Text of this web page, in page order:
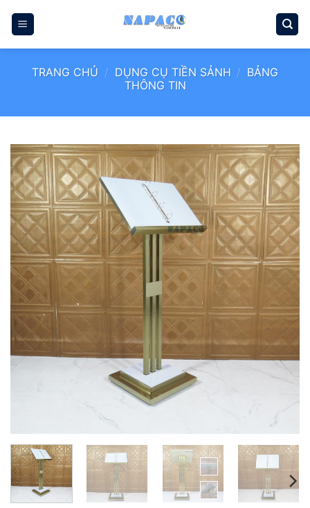
qua
TRANG CHỦ / DỤNG CỤ TIỀN SẢNH / BẢNG
THÔNG TIN